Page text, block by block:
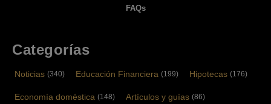
FAQs
Categorías
Noticias (340) Educación Financiera (199) Hipotecas (176)
Economía doméstica (148) Artículos y guías (86)